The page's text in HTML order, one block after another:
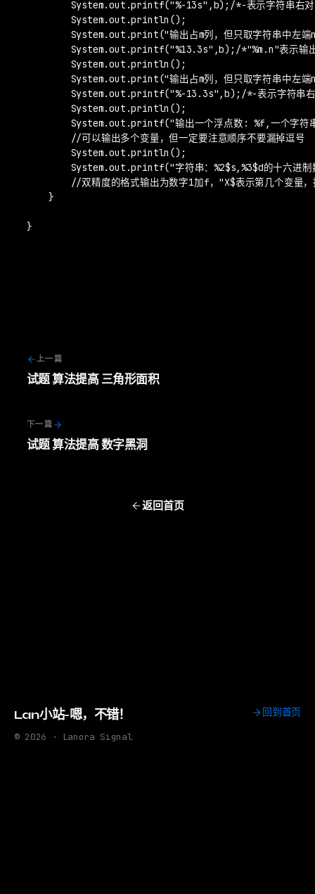
System.out.printf("%-13s",b);/*-表示字符串右
System.out.println();
System.out.print("输出占m列，但只取字符串中左端n
System.out.printf("%13.3s",b);/*"%m.n"表示输出占m
System.out.println();
System.out.print("输出占m列，但只取字符串中左端n
System.out.printf("%-13.3s",b);/*-表示字符串右
System.out.println();
System.out.printf("输出一个浮点数: %f,一个字符串
//可以输出多个变量，但一定要注意顺序不要漏掉逗号
System.out.println();
System.out.printf("字符串：%2$s,%3$d的十六进制数
//双精度的格式输出为数字1加f，"X$表示第几个变量，指
}
}
上一篇
试题 算法提高 三角形面积
下一篇
试题 算法提高 数字黑洞
返回首页
Lan小站-嗯，不错！
© 2026 · Lanora Signal
回到首页